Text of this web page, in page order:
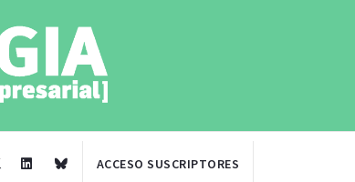
ACCESO SUSCRIPTORES